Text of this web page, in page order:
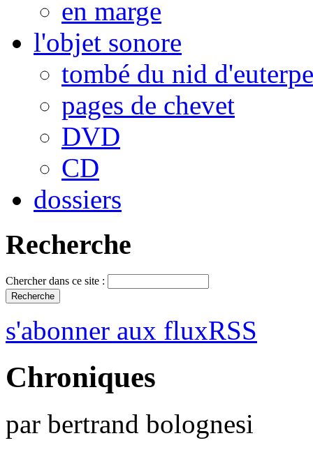
en marge
l'objet sonore
tombé du nid d'euterpe
pages de chevet
DVD
CD
dossiers
Recherche
Chercher dans ce site :
s'abonner aux fluxRSS
Chroniques
par bertrand bolognesi